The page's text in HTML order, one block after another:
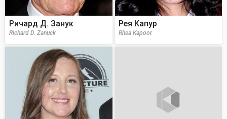
Ричард Д. Занук
Richard D. Zanuck
Рея Капур
Rhea Kapoor